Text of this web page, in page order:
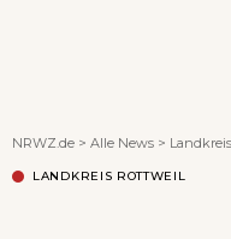
NRWZ.de > Alle News >
LANDKREIS ROTTWEIL